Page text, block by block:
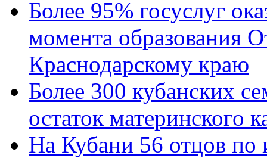
Более 95% госуслуг
момента образования
Краснодарскому краю
Более 300 кубанских
остаток материнского
На Кубани 56 отцов по